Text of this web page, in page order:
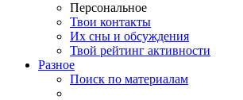
Персональное
Твои контакты
Их сны и обсуждения
Твой рейтинг активности
Разное
Поиск по материалам